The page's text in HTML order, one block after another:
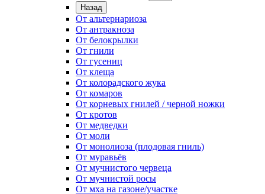
Назад
От альтернариоза
От антракноза
От белокрылки
От гнили
От гусениц
От клеща
От колорадского жука
От комаров
От корневых гнилей / черной ножки
От кротов
От медведки
От моли
От монолиоза (плодовая гниль)
От муравьёв
От мучнистого червеца
От мучнистой росы
От мха на газоне/участке